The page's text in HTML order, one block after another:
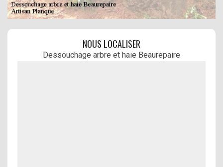
NOUS LOCALISER
Dessouchage arbre et haie Beaurepaire